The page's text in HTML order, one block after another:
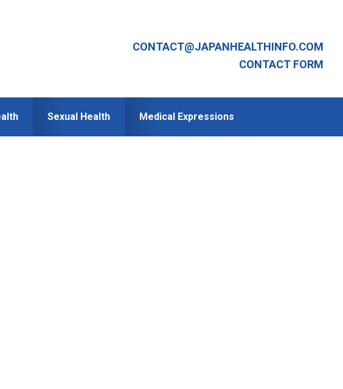
CONTACT@JAPANHEALTHINFO.COM
CONTACT FORM
Sexual Health Medical Expressions